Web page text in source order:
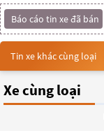
Báo cáo tin xe đã bán
Tin xe khác cùng loại
Xe cùng loại